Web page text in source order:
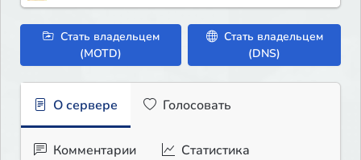
Стать владельцем
(MOTD)
Стать владельцем
(DNS)
О сервере Голосовать
Комментарии Статистика